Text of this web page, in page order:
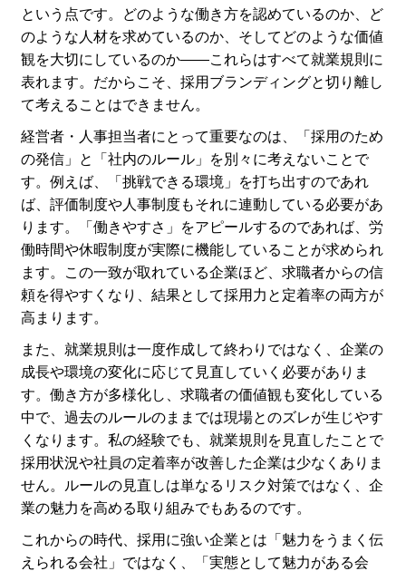
という点です。どのような働き方を認めているのか、ど
のような人材を求めているのか、そしてどのような価値
観を大切にしているのか――これらはすべて就業規則に
表れます。だからこそ、採用ブランディングと切り離し
て考えることはできません。
経営者・人事担当者にとって重要なのは、「採用のため
の発信」と「社内のルール」を別々に考えないことで
す。例えば、「挑戦できる環境」を打ち出すのであれ
ば、評価制度や人事制度もそれに連動している必要があ
ります。「働きやすさ」をアピールするのであれば、労
働時間や休暇制度が実際に機能していることが求められ
ます。この一致が取れている企業ほど、求職者からの信
頼を得やすくなり、結果として採用力と定着率の両方が
高まります。
また、就業規則は一度作成して終わりではなく、企業の
成長や環境の変化に応じて見直していく必要がありま
す。働き方が多様化し、求職者の価値観も変化している
中で、過去のルールのままでは現場とのズレが生じやす
くなります。私の経験でも、就業規則を見直したことで
採用状況や社員の定着率が改善した企業は少なくありま
せん。ルールの見直しは単なるリスク対策ではなく、企
業の魅力を高める取り組みでもあるのです。
これからの時代、採用に強い企業とは「魅力をうまく伝
えられる会社」ではなく、「実態として魅力がある会